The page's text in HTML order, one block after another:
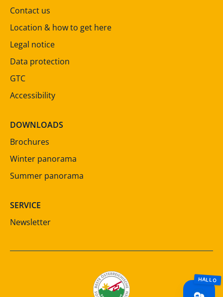
Contact us
Location & how to get here
Legal notice
Data protection
GTC
Accessibility
DOWNLOADS
Brochures
Winter panorama
Summer panorama
SERVICE
Newsletter